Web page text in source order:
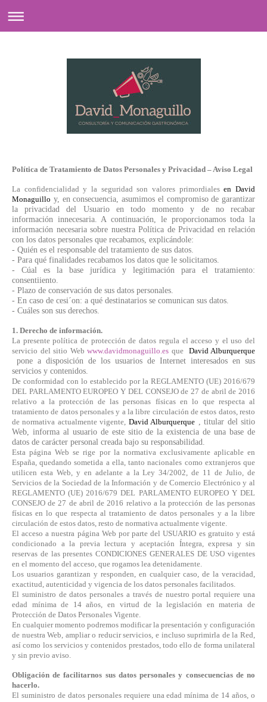
Política de Tratamiento de Datos Personales y Privacidad – Aviso Legal
La confidencialidad y la seguridad son valores primordialesen David
Monaguillo y, en consecuencia, asumimos el compromiso de garantizar
la privacidad del Usuario en todo momento y de no recabar
información innecesaria. A continuación, le proporcionamos toda la
información necesaria sobre nuestra Política de Privacidad en relación
con los datos personales que recabamos, explicándole:
- Quién es el responsable del tratamiento de sus datos.
- Para qué finalidades recabamos los datos que le solicitamos.
- Cúal es la base jurídica y legitimación para el tratamiento:
consentiiento.
- Plazo de conservación de sus datos personales.
- En caso de cesi´on: a qué destinatarios se comunican sus datos.
- Cuáles son sus derechos.
1. Derecho de información.
La presente política de protección de datos regula el acceso y el uso del
servicio del sitio Web www.davidmonaguillo.es que David Alburquerque
pone a disposición de los usuarios de Internet interesados en sus
servicios y contenidos.
De conformidad con lo establecido por la REGLAMENTO (UE) 2016/679
DEL PARLAMENTO EUROPEO Y DEL CONSEJO de 27 de abril de 2016
relativo a la protección de las personas físicas en lo que respecta al
tratamiento de datos personales y a la libre circulación de estos datos, resto
de normativa actualmente vigente, David Alburquerque , titular del sitio
Web, informa al usuario de este sitio de la existencia de una base de
datos de carácter personal creada bajo su responsabilidad.
Esta página Web se rige por la normativa exclusivamente aplicable en
España, quedando sometida a ella, tanto nacionales como extranjeros que
utilicen esta Web, y en adelante a la Ley 34/2002, de 11 de Julio, de
Servicios de la Sociedad de la Información y de Comercio Electrónico y al
REGLAMENTO (UE) 2016/679 DEL PARLAMENTO EUROPEO Y DEL
CONSEJO de 27 de abril de 2016 relativo a la protección de las personas
físicas en lo que respecta al tratamiento de datos personales y a la libre
circulación de estos datos, resto de normativa actualmente vigente.
El acceso a nuestra página Web por parte del USUARIO es gratuito y está
condicionado a la previa lectura y aceptación Íntegra, expresa y sin
reservas de las presentes CONDICIONES GENERALES DE USO vigentes
en el momento del acceso, que rogamos lea detenidamente.
Los usuarios garantizan y responden, en cualquier caso, de la veracidad,
exactitud, autenticidad y vigencia de los datos personales facilitados.
El suministro de datos personales a través de nuestro portal requiere una
edad mínima de 14 años, en virtud de la legislación en materia de
Protección de Datos Personales Vigente.
En cualquier momento podremos modificar la presentación y configuración
de nuestra Web, ampliar o reducir servicios, e incluso suprimirla de la Red,
así como los servicios y contenidos prestados, todo ello de forma unilateral
y sin previo aviso.
Obligación de facilitarnos sus datos personales y consecuencias de no
hacerlo.
El suministro de datos personales requiere una edad mínima de 14 años, o